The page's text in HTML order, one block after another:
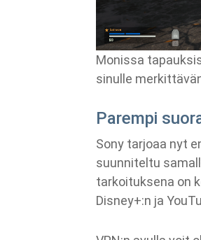
Monissa
sinulle
Parempi
Sony tarjoaa nyt
suunniteltu
tarkoituksena on
Disney+:n ja